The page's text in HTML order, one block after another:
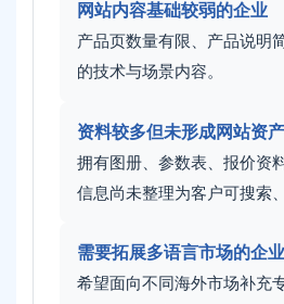
网站内容基础较弱的企业
产品页数量有限、产品说明
的技术与场景内容。
资料较多但未形成网站资
拥有图册、参数表、报价资
信息尚未整理为客户可搜索
需要拓展多语言市场的企业
希望面向不同海外市场补充